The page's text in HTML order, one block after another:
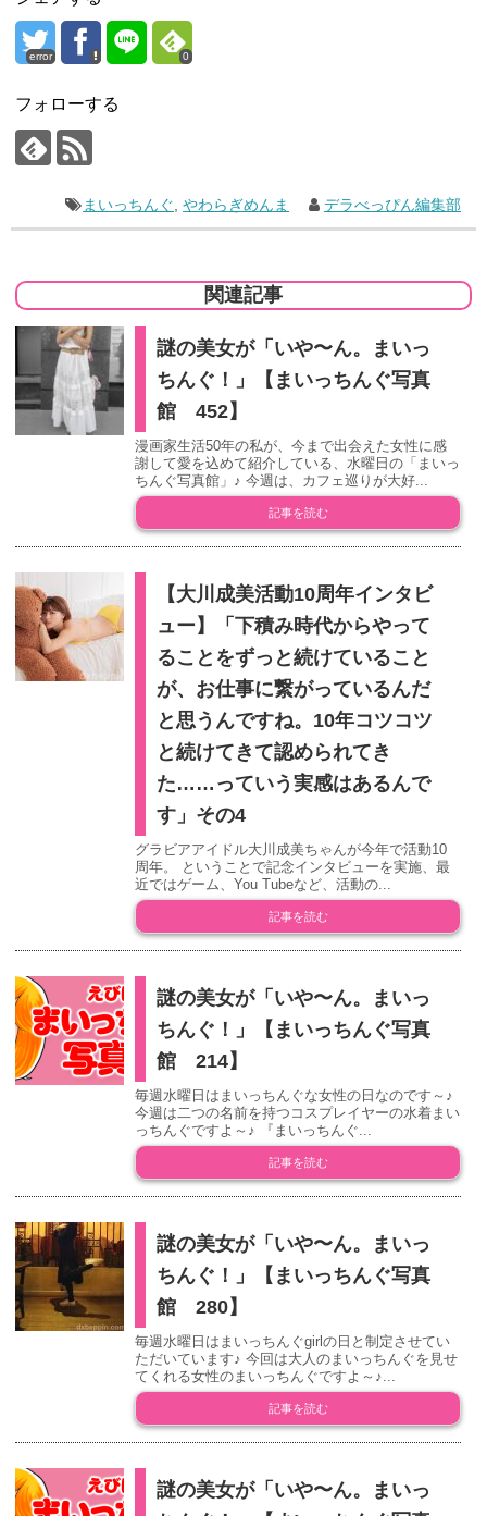
error 0
フォローする
まいっちんぐ ,やわらぎめんま デラべっぴん編集部
関連記事
謎の美女が「いや〜ん。まいっ
ちんぐ！」【まいっちんぐ写真
館 452】
漫画家生活50年の私が、今まで出会えた女性に感
謝して愛を込めて紹介している、水曜日の「まいっ
ちんぐ写真館」♪ 今週は、カフェ巡りが大好...
記事を読む
【大川成美活動10周年インタビ
ュー】「下積み時代からやって
ることをずっと続けていること
が、お仕事に繋がっているんだ
と思うんですね。10年コツコツ
と続けてきて認められてき
た……っていう実感はあるんで
す」その4
グラビアアイドル大川成美ちゃんが今年で活動10
周年。 ということで記念インタビューを実施、最
近ではゲーム、You Tubeなど、活動の...
記事を読む
謎の美女が「いや〜ん。まいっ
ちんぐ！」【まいっちんぐ写真
館 214】
毎週水曜日はまいっちんぐな女性の日なのです～♪
今週は二つの名前を持つコスプレイヤーの水着まい
っちんぐですよ～♪ 『まいっちんぐ...
記事を読む
謎の美女が「いや〜ん。まいっ
ちんぐ！」【まいっちんぐ写真
館 280】
毎週水曜日はまいっちんぐgirlの日と制定させてい
ただいています♪ 今回は大人のまいっちんぐを見せ
てくれる女性のまいっちんぐですよ～♪...
記事を読む
謎の美女が「いや〜ん。まいっ